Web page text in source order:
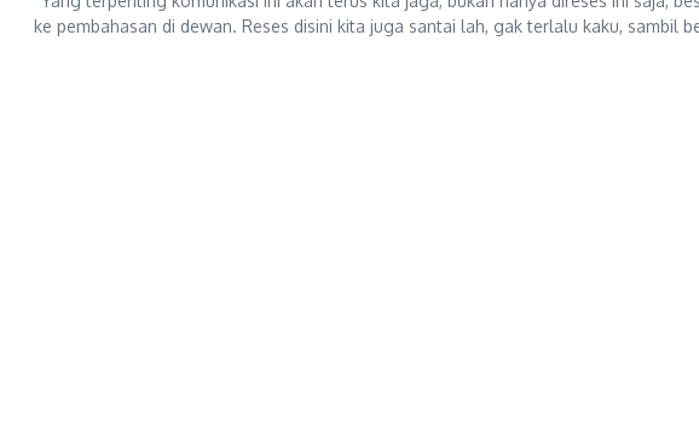
ke pembahasan di dewan. Reses disini kita juga santai lah, gak terlalu kaku, sambil